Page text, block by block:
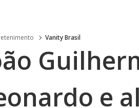
Vanity Brasil
e